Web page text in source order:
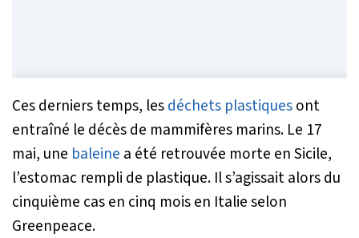
Ces derniers temps, lesdéchets plastiquesont
entraîné le décès de mammifères marins. Le 17
mai, une baleine a été retrouvée morte en Sicile,
l’estomac rempli de plastique. Il s’agissait alors du
cinquième cas en cinq mois en Italie selon
Greenpeace.